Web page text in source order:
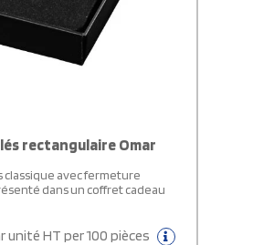
rectangulaire Omar
classique avec fermeture
dans un coffret cadeau
unité HT per 100 pièces